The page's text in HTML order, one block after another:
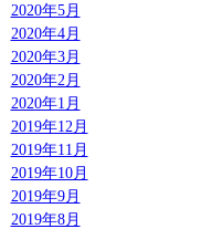
2020年5月
2020年4月
2020年3月
2020年2月
2020年1月
2019年12月
2019年11月
2019年10月
2019年9月
2019年8月